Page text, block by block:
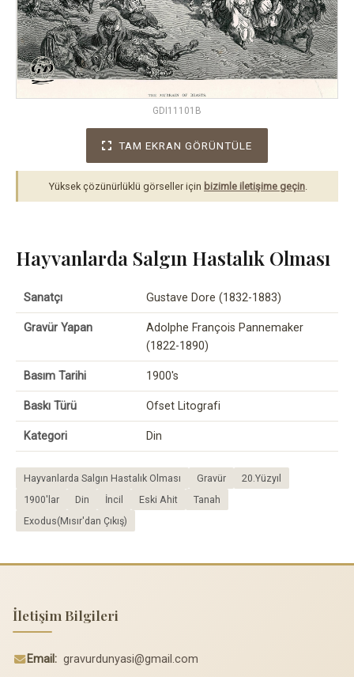
GDI11101B
TAM EKRAN GÖRÜNTÜLE
Yüksek çözünürlüklü görseller için bizimle iletişime geçin
Hayvanlarda Salgın Hastalık Olması
Sanatçı Gustave Dore (1832-1883)
Gravür Yapan
Adolphe François Pannemaker
(1822-1890)
Basım Tarihi 1900's
Baskı Türü Ofset Litografi
Kategori Din
Hayvanlarda Salgın Hastalık Olması Gravür
20.Yüzyıl
1900'lar
Din İncil Eski Ahit
Tanah
Exodus(Mısır'dan Çıkış)
İletişim Bilgileri
Email: gravurdunyasi@gmail.com